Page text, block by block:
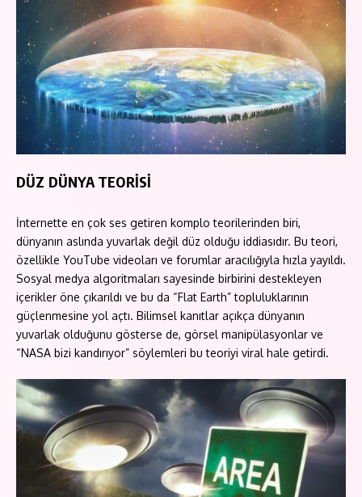
DÜZ DÜNYA TEORİSİ
İnternette en çok ses getiren komplo teorilerinden biri,
dünyanın aslında yuvarlak değil düz olduğu iddiasıdır. Bu teori,
özellikle YouTube videoları ve forumlar aracılığıyla hızla yayıldı.
Sosyal medya algoritmaları sayesinde birbirini destekleyen
içerikler öne çıkarıldı ve bu da “Flat Earth” topluluklarının
güçlenmesine yol açtı. Bilimsel kanıtlar açıkça dünyanın
yuvarlak olduğunu gösterse de, görsel manipülasyonlar ve
“NASA bizi kandırıyor” söylemleri bu teoriyi viral hale getirdi.